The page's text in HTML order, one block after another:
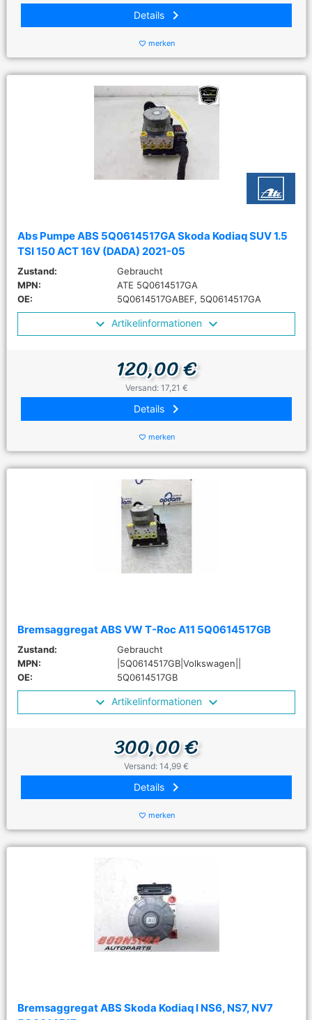
Details keyboard_arrow_right
favorite_border merken
Abs Pumpe ABS 5Q0614517GA Skoda Kodiaq SUV 1.5
TSI 150 ACT 16V (DADA) 2021-05
Zustand:
Gebraucht
MPN:
ATE 5Q0614517GA
OE:
5Q0614517GABEF, 5Q0614517GA
Artikelinformationen
120,00 €
Versand: 17,21 €
Details keyboard_arrow_right
favorite_border merken
Bremsaggregat ABS VW T-Roc A11 5Q0614517GB
Zustand:
Gebraucht
MPN:
|5Q0614517GB|Volkswagen||
OE:
5Q0614517GB
Artikelinformationen
300,00 €
Versand: 14,99 €
Details keyboard_arrow_right
favorite_border merken
Bremsaggregat ABS Skoda Kodiaq I NS6, NS7, NV7